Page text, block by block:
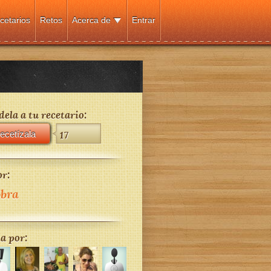
Entrar
Acerca de
Retos
a tu recetario:
17
por: